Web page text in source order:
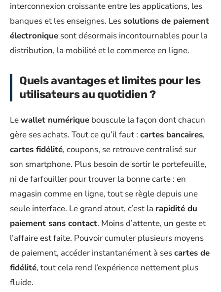
interconnexion croissante entre les applications, les
banques et les enseignes. Les solutions de paiement
électronique sont désormais incontournables pour la
distribution, la mobilité et le commerce en ligne.
Quels avantages et limites pour les
utilisateurs au quotidien ?
Lewallet numérique bouscule la façon dont chacun
gère ses achats. Tout ce qu’il faut : cartes bancaires,
cartes fidélité, coupons, se retrouve centralisé sur
son smartphone. Plus besoin de sortir le portefeuille,
ni de farfouiller pour trouver la bonne carte : en
magasin comme en ligne, tout se règle depuis une
seule interface. Le grand atout, c’est la rapidité du
paiement sans contact. Moins d’attente, un geste et
l’affaire est faite. Pouvoir cumuler plusieurs moyens
de paiement, accéder instantanément à sescartes de
fidélité, tout cela rend l’expérience nettement plus
fluide.